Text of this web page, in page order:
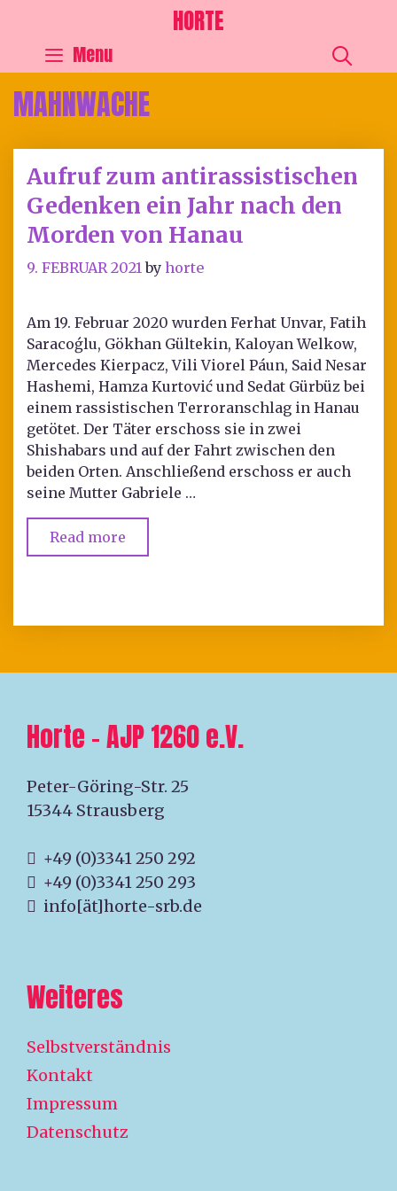
HORTE
Menu
MAHNWACHE
Aufruf zum antirassistischen
Gedenken ein Jahr nach den
Morden von Hanau
9. FEBRUAR 2021 byhorte
Am 19. Februar 2020 wurden Ferhat Unvar, Fatih
Saracoǵlu, Gökhan Gültekin, Kaloyan Welkow,
Mercedes Kierpacz, Vili Viorel Páun, Said Nesar
Hashemi, Hamza Kurtović und Sedat Gürbüz bei
einem rassistischen Terroranschlag in Hanau
getötet. Der Täter erschoss sie in zwei
Shishabars und auf der Fahrt zwischen den
beiden Orten. Anschließend erschoss er auch
seine Mutter Gabriele …
Read more
Horte – AJP 1260 e.V.
Peter-Göring-Str. 25
15344 Strausberg
+49 (0)3341 250 292
+49 (0)3341 250 293
info[ät]horte-srb.de
Weiteres
Selbstverständnis
Kontakt
Impressum
Datenschutz